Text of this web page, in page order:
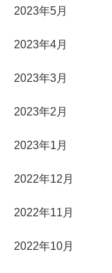
2023年5月
2023年4月
2023年3月
2023年2月
2023年1月
2022年12月
2022年11月
2022年10月